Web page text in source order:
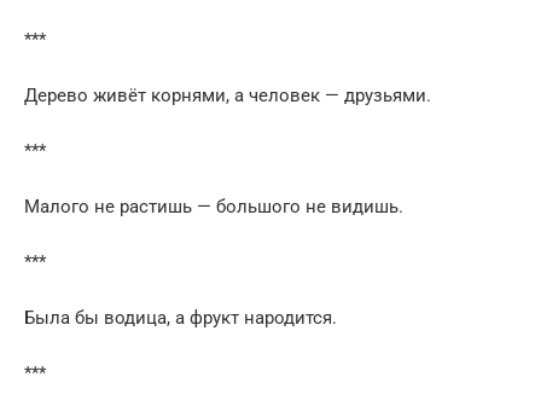
***
Дерево живёт корнями, а человек — друзьями.
***
Малого не растишь — большого не видишь.
***
Была бы водица, а фрукт народится.
***